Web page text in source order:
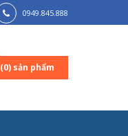
0949.845.888
(0) sản phẩm